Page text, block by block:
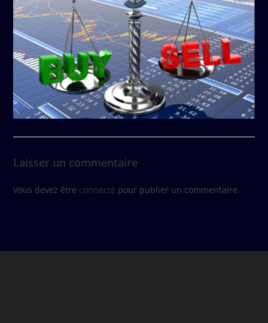
Laisser un commentaire
Vous devez être connecté pour publier un commentaire.